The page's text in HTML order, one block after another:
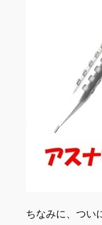
ちなみに、つい